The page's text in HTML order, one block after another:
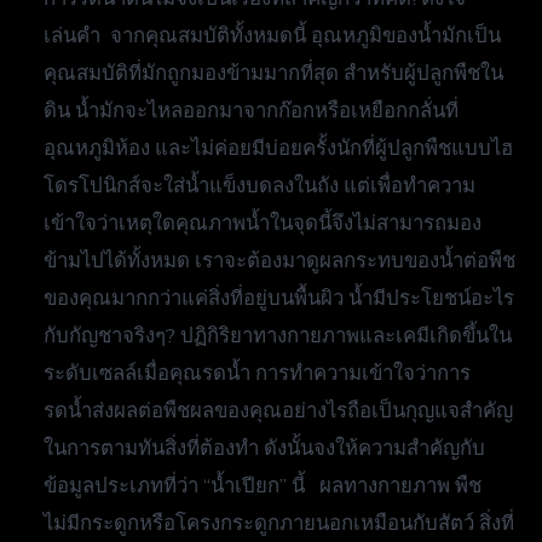
เล่นคำ จากคุณสมบัติทั้งหมดนี้ อุณหภูมิของน้ำมักเป็น
คุณสมบัติที่มักถูกมองข้ามมากที่สุด สำหรับผู้ปลูกพืชใน
ดิน น้ำมักจะไหลออกมาจากก๊อกหรือเหยือกกลั่นที่
อุณหภูมิห้อง และไม่ค่อยมีบ่อยครั้งนักที่ผู้ปลูกพืชแบบไฮ
โดรโปนิกส์จะใส่น้ำแข็งบดลงในถัง แต่เพื่อทำความ
เข้าใจว่าเหตุใดคุณภาพน้ำในจุดนี้จึงไม่สามารถมอง
ข้ามไปได้ทั้งหมด เราจะต้องมาดูผลกระทบของน้ำต่อพืช
ของคุณมากกว่าแค่สิ่งที่อยู่บนพื้นผิว น้ำมีประโยชน์อะไร
กับกัญชาจริงๆ? ปฏิกิริยาทางกายภาพและเคมีเกิดขึ้นใน
ระดับเซลล์เมื่อคุณรดน้ำ การทำความเข้าใจว่าการ
รดน้ำส่งผลต่อพืชผลของคุณอย่างไรถือเป็นกุญแจสำคัญ
ในการตามทันสิ่งที่ต้องทำ ดังนั้นจงให้ความสำคัญกับ
ข้อมูลประเภทที่ว่า “น้ำเปียก” นี้ ผลทางกายภาพ พืช
ไม่มีกระดูกหรือโครงกระดูกภายนอกเหมือนกับสัตว์ สิ่งที่